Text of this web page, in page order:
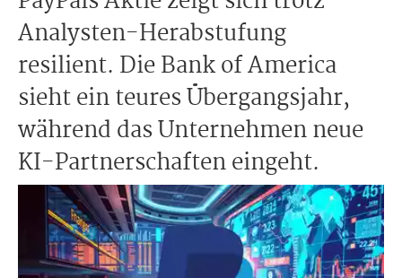
Analysten-Herabstufung
resilient. Die Bank of America
sieht ein teures Übergangsjahr,
während das Unternehmen neue
KI-Partnerschaften eingeht.